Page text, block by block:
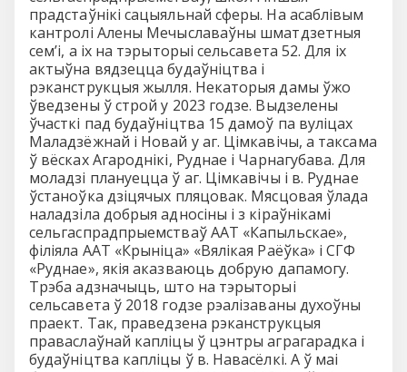
прадстаўнікі сацыяльнай сферы. На асаблівым
кантролі Алены Мечыславаўны шматдзетныя
сем’і, а іх на тэрыторыі сельсавета 52. Для іх
актыўна вядзецца будаўніцтва і
рэканструкцыя жылля. Некаторыя дамы ўжо
ўведзены ў строй у 2023 годзе. Выдзелены
ўчасткі пад будаўніцтва 15 дамоў па вуліцах
Маладзёжнай і Новай у аг. Цімкавічы, а таксама
ў вёсках Агароднікі, Руднае і Чарнагубава. Для
моладзі плануецца ў аг. Цімкавічы і в. Руднае
ўстаноўка дзіцячых пляцовак. Мясцовая ўлада
наладзіла добрыя адносіны і з кіраўнікамі
сельгаспрадпрыемстваў ААТ «Капыльскае»,
філіяла ААТ «Крыніца» «Вялікая Раёўка» і СГФ
«Руднае», якія аказваюць добрую дапамогу.
Трэба адзначыць, што на тэрыторыі
сельсавета ў 2018 годзе рэалізаваны духоўны
праект. Так, праведзена рэканструкцыя
праваслаўнай капліцы ў цэнтры аграгарадка і
будаўніцтва капліцы ў в. Навасёлкі. А ў маі